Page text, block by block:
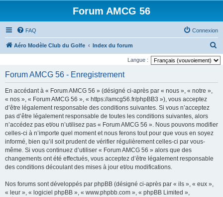
Forum AMCG 56
FAQ Connexion
Aéro Modèle Club du Golfe Index du forum
e
Langue :
Forum AMCG 56 - Enregistrement
En accédant à « Forum AMCG 56 » (désigné ci-après par « nous », « notre »,
« nos », « Forum AMCG 56 », « https://amcg56.fr/phpBB3 »), vous acceptez
d’être légalement responsable des conditions suivantes. Si vous n’acceptez
pas d’être légalement responsable de toutes les conditions suivantes, alors
n’accédez pas et/ou n’utilisez pas « Forum AMCG 56 ». Nous pouvons modifier
celles-ci à n’importe quel moment et nous ferons tout pour que vous en soyez
informé, bien qu’il soit prudent de vérifier régulièrement celles-ci par vous-
même. Si vous continuez d’utiliser « Forum AMCG 56 » alors que des
changements ont été effectués, vous acceptez d’être légalement responsable
des conditions découlant des mises à jour et/ou modifications.
Nos forums sont développés par phpBB (désigné ci-après par « ils », « eux »,
« leur », « logiciel phpBB », « www.phpbb.com », « phpBB Limited »,